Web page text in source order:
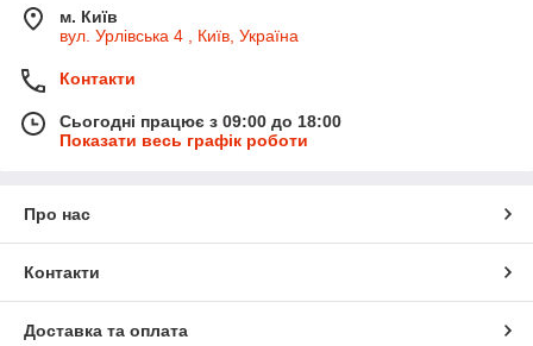
м. Київ
вул. Урлівська 4 , Київ, Україна
Контакти
Сьогодні працює з 09:00 до 18:00
Показати весь графік роботи
Про нас
Контакти
Доставка та оплата